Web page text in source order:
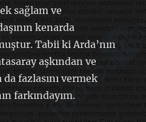
sağlam ve
kenarda
Tabii ki Arda’nın
aşkından ve
fazlasını vermek
farkındayım.